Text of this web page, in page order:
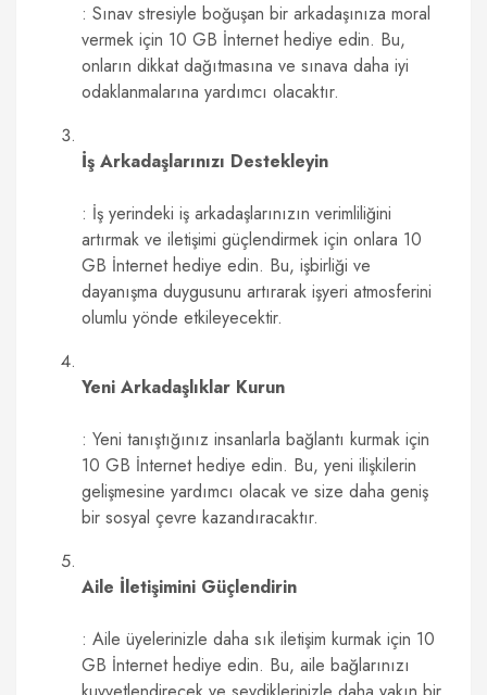
: Sınav stresiyle boğuşan bir arkadaşınıza moral
vermek için 10 GB İnternet hediye edin. Bu,
onların dikkat dağıtmasına ve sınava daha iyi
odaklanmalarına yardımcı olacaktır.
İş Arkadaşlarınızı Destekleyin
: İş yerindeki iş arkadaşlarınızın verimliliğini
artırmak ve iletişimi güçlendirmek için onlara 10
GB İnternet hediye edin. Bu, işbirliği ve
dayanışma duygusunu artırarak işyeri atmosferini
olumlu yönde etkileyecektir.
Yeni Arkadaşlıklar Kurun
: Yeni tanıştığınız insanlarla bağlantı kurmak için
10 GB İnternet hediye edin. Bu, yeni ilişkilerin
gelişmesine yardımcı olacak ve size daha geniş
bir sosyal çevre kazandıracaktır.
Aile İletişimini Güçlendirin
: Aile üyelerinizle daha sık iletişim kurmak için 10
GB İnternet hediye edin. Bu, aile bağlarınızı